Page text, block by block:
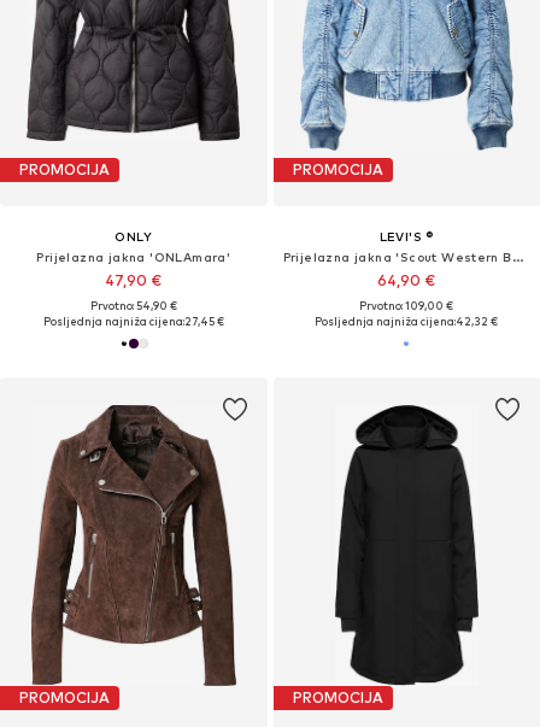
PROMOCIJA
ONLY
Prijelazna jakna 'ONLAmara'
47,90 €
Prvotno: 54,90 €
Posljednja najniža cijena:27,45 €
PROMOCIJA
LEVI'S ®
Prijelazna jakna 'Scout Western Bomber Jacket'
64,90 €
Prvotno: 109,00 €
Posljednja najniža cijena:42,32 €
PROMOCIJA PROMOCIJA